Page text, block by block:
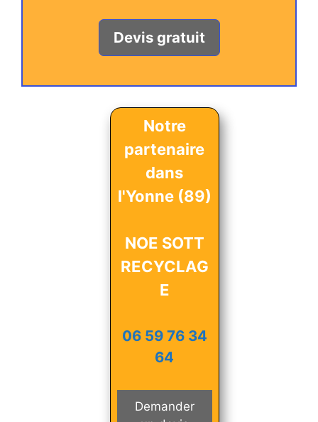
Devis gratuit
Notre
partenaire
dans
l'Yonne (89)
NOE SOTT
RECYCLAG
E
06 59 76 34
64
Demander